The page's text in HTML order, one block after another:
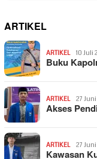
ARTIKEL
ARTIKEL 10 Juli
Buku
ARTIKEL 27
Akses
ARTIKEL 27
Kawasan